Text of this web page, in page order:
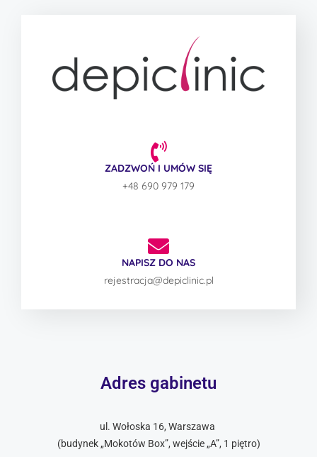
ZADZWOŃ I UMÓW SIĘ
+48 690 979 179
NAPISZ DO NAS
rejestracja@depiclinic.pl
Adres gabinetu
ul. Wołoska 16, Warszawa
(budynek „Mokotów Box”, wejście „A”, 1 piętro)